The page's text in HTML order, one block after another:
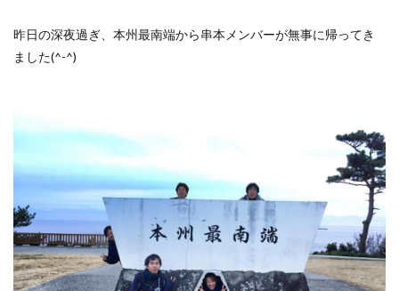
昨日の深夜過ぎ、本州最南端から串本メンバーが無事に帰ってき
ました(^-^)